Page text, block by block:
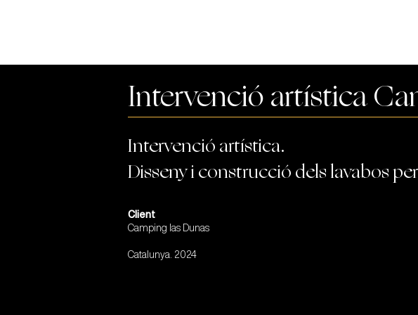
Intervenció artística
Intervenció artística.
Disseny i construcció dels lavabos
Client
Camping las Dunas
Catalunya. 2024